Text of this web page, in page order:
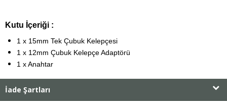
Kutu İçeriği :
1 x 15mm Tek Çubuk Kelepçesi
1 x 12mm Çubuk Kelepçe Adaptörü
1 x Anahtar
İade Şartları